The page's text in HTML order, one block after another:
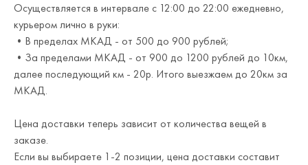
Осуществляется в интервале с 12:00 до 22:00 ежедневно,
курьером лично в руки:
•В пределах МКАД - от 500 до 900 рублей;
•За пределами МКАД - от 900 до 1200 рублей до 10км,
далее последующий км - 20р. Итого выезжаем до 20км за
МКАД.
Цена доставки теперь зависит от количества вещей в
заказе.
Если вы выбираете 1-2 позиции, цена доставки составит